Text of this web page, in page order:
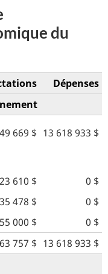
du
Dépenses
669 $ 13 618 933 $
610 $
0 $
478 $
0 $
55 000 $
0 $
757 $ 13 618 933 $